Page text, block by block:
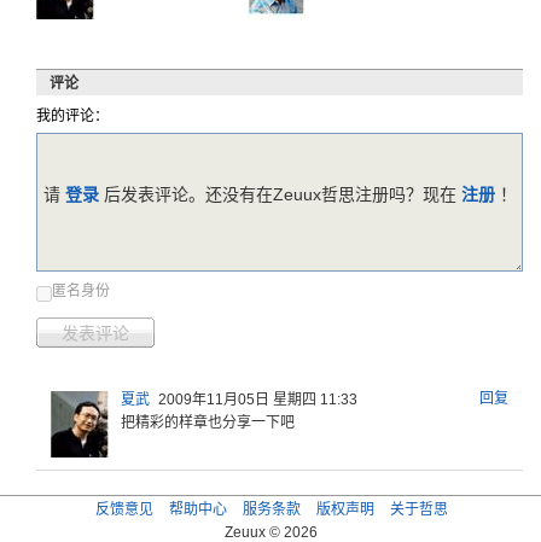
评论
我的评论：
匿名身份
发表评论
请 登录后发表评论。还没有在Zeuux哲思注册吗？现在 注册！
回复
夏武 2009年11月05日 星期四 11:33
把精彩的样章也分享一下吧
反馈意见 帮助中心 服务条款 版权声明
关于哲思
Zeuux © 2026